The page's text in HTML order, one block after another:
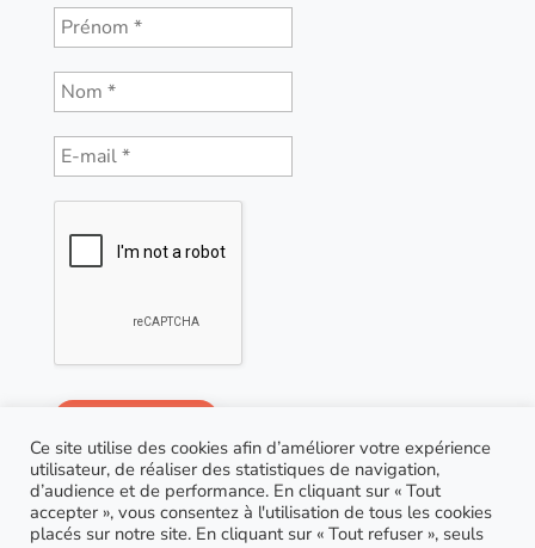
Ce site utilise des cookies afin d’améliorer votre expérience
utilisateur, de réaliser des statistiques de navigation,
d’audience et de performance. En cliquant sur « Tout
accepter », vous consentez à l'utilisation de tous les cookies
placés sur notre site. En cliquant sur « Tout refuser », seuls